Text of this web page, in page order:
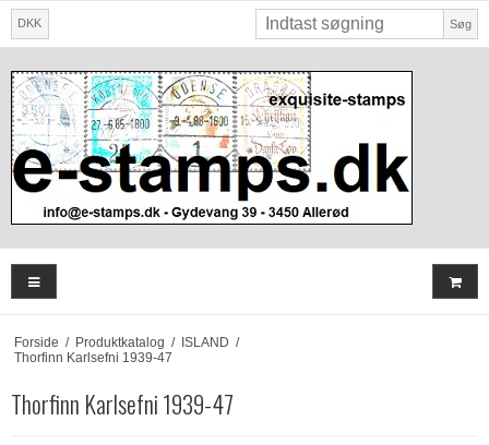
DKK Søg
Forside / Produktkatalog / ISLAND /
Thorfinn Karlsefni 1939-47
Thorfinn Karlsefni 1939-47